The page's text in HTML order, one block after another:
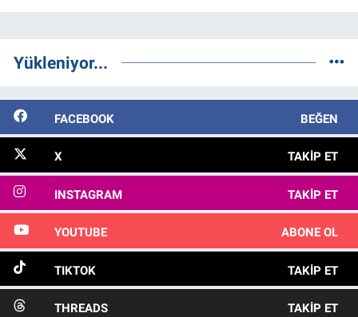
Yükleniyor...
FACEBOOK BEĞEN
X TAKIP ET
INSTAGRAM TAKIP ET
YOUTUBE ABONE OL
TIKTOK TAKIP ET
THREADS TAKIP ET